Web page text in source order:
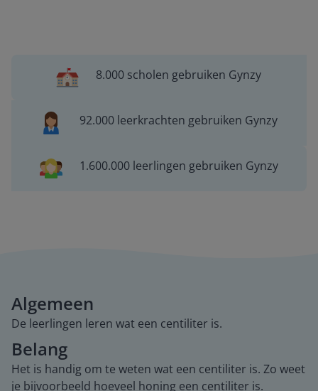
8.000 scholen gebruiken Gynzy
92.000 leerkrachten gebruiken Gynzy
1.600.000 leerlingen gebruiken Gynzy
Algemeen
De leerlingen leren wat een centiliter is.
Belang
Het is handig om te weten wat een centiliter is. Zo weet
je bijvoorbeeld hoeveel honing een centiliter is.